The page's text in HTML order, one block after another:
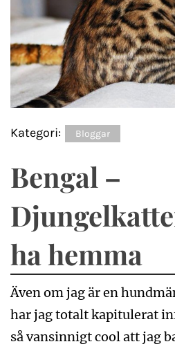
Kategori: Bloggar
Bengal –
ha hemma
Även om jag är en
har jag totalt kapitulerat
så vansinnigt cool att jag